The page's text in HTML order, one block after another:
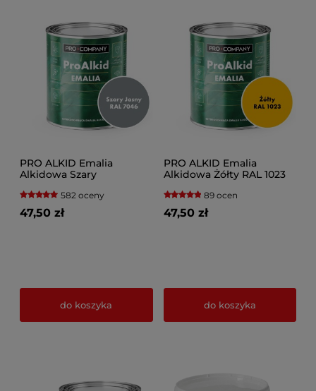
PRO ALKID Emalia
Alkidowa Szary
582 oceny
47,50 zł
do koszyka
PRO ALKID Emalia
Alkidowa Żółty RAL 1023
89 ocen
47,50 zł
do koszyka